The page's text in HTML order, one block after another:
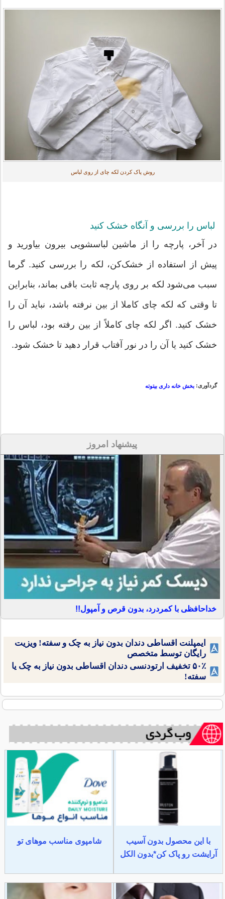
روش پاک کردن لکه چای از روی لباس
لباس را بررسی و آنگاه خشک کنید
در آخر، پارچه را از ماشین لباسشویی بیرون بیاورید و
پیش از استفاده از خشک‌کن، لکه را بررسی کنید. گرما
سبب می‌شود لکه بر روی پارچه ثابت باقی بماند، بنابراین
تا وقتی که لکه چای کاملا از بین نرفته باشد، نباید آن را
خشک کنید. اگر لکه چای کاملاً از بین رفته بود، لباس را
خشک کنید یا آن را در نور آفتاب قرار دهید تا خشک شود.
گردآوری: بخش خانه داری بیتوته
پیشنهاد امروز
خداحافظی با کمردرد، بدون قرص و آمپول!!
ایمپلنت اقساطی دندان بدون نیاز به چک و سفته! ویزیت
رایگان توسط متخصص
۵۰٪ تخفیف ارتودنسی دندان اقساطی بدون نیاز به چک یا
سفته!
با این محصول بدون آسیب
آرایشت رو پاک کن*بدون الکل
شامپوی مناسب موهای تو